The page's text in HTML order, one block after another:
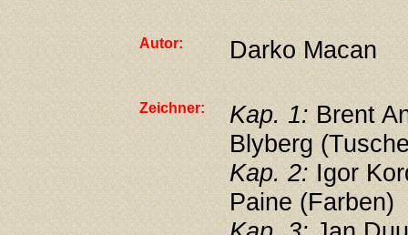
Autor: Darko Macan
Zeichner: Kap. 1:Brent
Blyberg
Kap. 2:Igor
Paine (Farben)